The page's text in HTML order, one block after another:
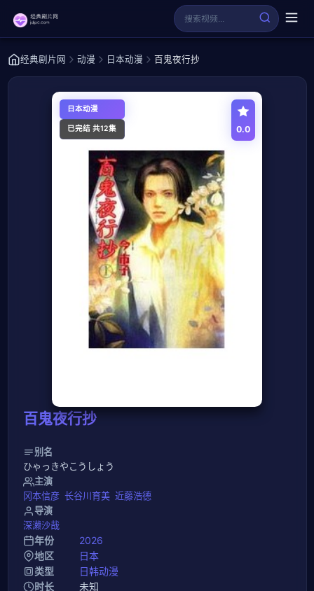
经典剧片网 动漫 日本动漫 百鬼夜行抄
日本动漫
已完结 共12集 0.0
百鬼夜行抄
别名
ひゃっきやこうしょう
主演
冈本信彦 长谷川育美 近藤浩德
导演
深濑沙哉
年份
2026
地区
日本
类型
日韩动漫
时长
未知